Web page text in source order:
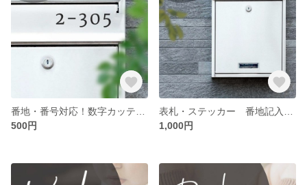
500円
1,000円